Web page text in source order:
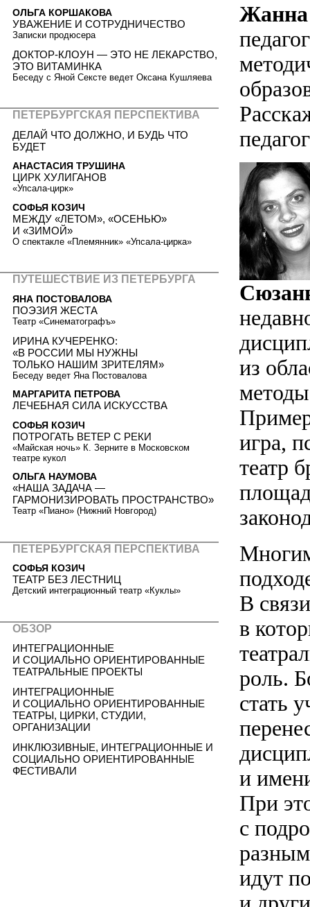
Жанна
из
игра,
театр
В
в
роль.
стать
и
При
с
идут
ОЛЬГА КОРШАКОВА
УВАЖЕНИЕ И СОТРУДНИЧЕСТВО
Записки продюсера
ДОКТОР-КЛОУН — ЭТО НЕ ЛЕКАРСТВО,
ЭТО ВИТАМИНКА
Беседу с Яной Сексте ведет Оксана Кушляева
ПЕТЕРБУРГСКАЯ ПЕРСПЕКТИВА
ДЕЛАЙ ЧТО ДОЛЖНО, И БУДЬ ЧТО
БУДЕТ
АНАСТАСИЯ ТРУШИНА
ЦИРК ХУЛИГАНОВ
«Упсала-цирк»
СОФЬЯ КОЗИЧ
МЕЖДУ «ЛЕТОМ», «ОСЕНЬЮ»
И «ЗИМОЙ»
О спектакле «Племянник» «Упсала-цирка»
ПУТЕШЕСТВИЕ ИЗ ПЕТЕРБУРГА
ЯНА ПОСТОВАЛОВА
ПОЭЗИЯ ЖЕСТА
Театр «Синематографъ»
ИРИНА КУЧЕРЕНКО:
«В РОССИИ МЫ НУЖНЫ
ТОЛЬКО НАШИМ ЗРИТЕЛЯМ»
Беседу ведет Яна Постовалова
МАРГАРИТА ПЕТРОВА
ЛЕЧЕБНАЯ СИЛА ИСКУССТВА
СОФЬЯ КОЗИЧ
ПОТРОГАТЬ ВЕТЕР С РЕКИ
«Майская ночь» К. Зерните в Московском
театре кукол
ОЛЬГА НАУМОВА
«НАША ЗАДАЧА —
ГАРМОНИЗИРОВАТЬ ПРОСТРАНСТВО»
Театр «Пиано» (Нижний Новгород)
ПЕТЕРБУРГСКАЯ ПЕРСПЕКТИВА
СОФЬЯ КОЗИЧ
ТЕАТР БЕЗ ЛЕСТНИЦ
Детский интеграционный театр «Куклы»
ОБЗОР
ИНТЕГРАЦИОННЫЕ
И СОЦИАЛЬНО ОРИЕНТИРОВАННЫЕ
ТЕАТРАЛЬНЫЕ ПРОЕКТЫ
ИНТЕГРАЦИОННЫЕ
И СОЦИАЛЬНО ОРИЕНТИРОВАННЫЕ
ТЕАТРЫ, ЦИРКИ, СТУДИИ,
ОРГАНИЗАЦИИ
ИНКЛЮЗИВНЫЕ, ИНТЕГРАЦИОННЫЕ И
СОЦИАЛЬНО ОРИЕНТИРОВАННЫЕ
ФЕСТИВАЛИ